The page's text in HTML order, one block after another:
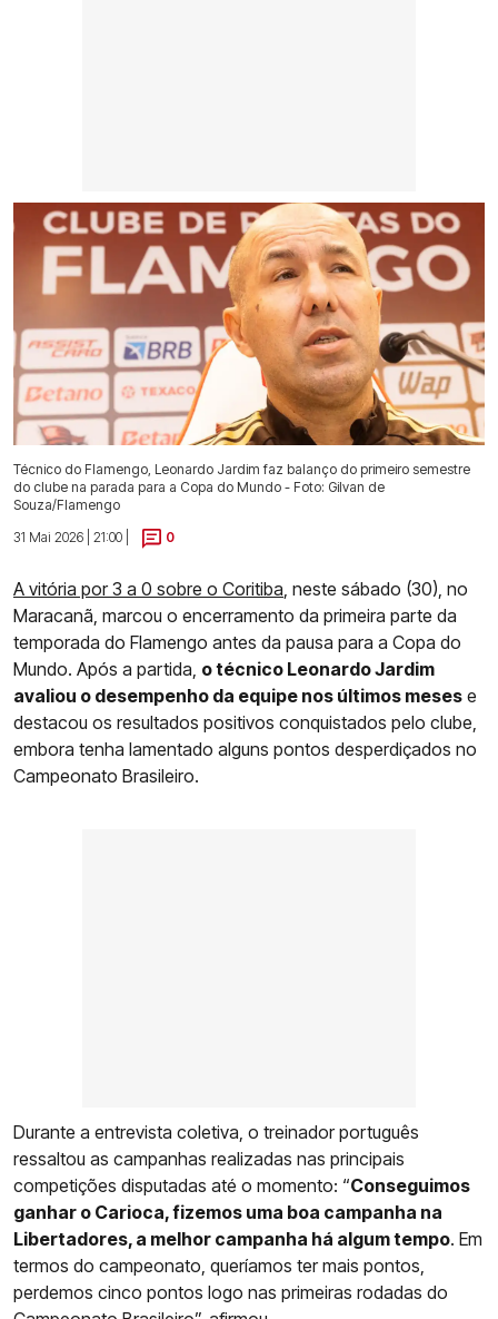
Técnico do Flamengo, Leonardo Jardim faz balanço do primeiro semestre
do clube na parada para a Copa do Mundo - Foto: Gilvan de
Souza/Flamengo
31 Mai 2026 | 21:00 |
0
A vitória por 3 a 0 sobre o Coritiba , neste sábado (30), no
Maracanã, marcou o encerramento da primeira parte da
temporada do Flamengo antes da pausa para a Copa do
Mundo. Após a partida, o técnico Leonardo Jardim
avaliou o desempenho da equipe nos últimos meses e
destacou os resultados positivos conquistados pelo clube,
embora tenha lamentado alguns pontos desperdiçados no
Campeonato Brasileiro.
Durante a entrevista coletiva, o treinador português
ressaltou as campanhas realizadas nas principais
competições disputadas até o momento: “Conseguimos
ganhar o Carioca, fizemos uma boa campanha na
Libertadores, a melhor campanha há algum tempo. Em
termos do campeonato, queríamos ter mais pontos,
perdemos cinco pontos logo nas primeiras rodadas do